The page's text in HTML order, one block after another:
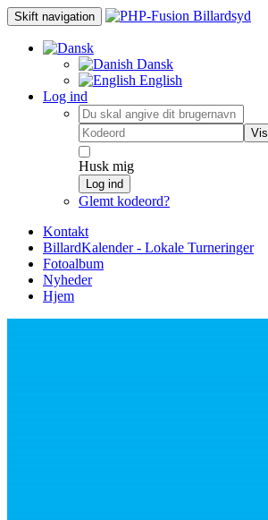
Skift navigation
Dansk
English
Log ind
Vis
Husk mig
Log ind
Glemt kodeord?
Kontakt
BillardKalender - Lokale Turneringer
Fotoalbum
Nyheder
Hjem